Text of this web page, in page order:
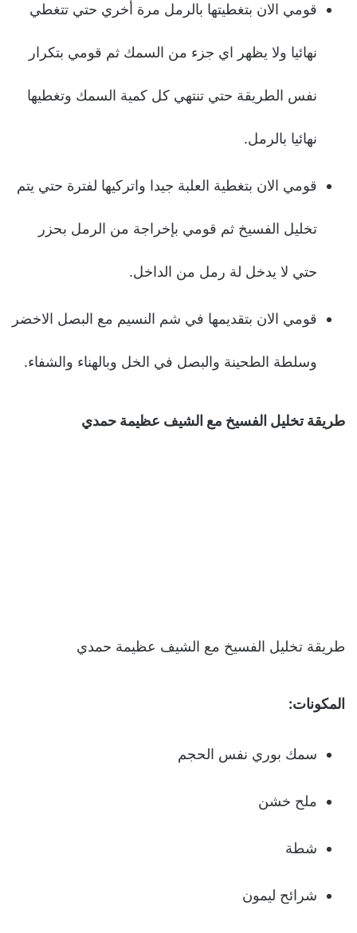
قومي الان بتغطيتها بالرمل مرة أخري حتي تتغطي
نهائيا ولا يظهر اي جزء من السمك ثم قومي بتكرار
نفس الطريقة حتي تنتهي كل كمية السمك وتغطيها
نهائيا بالرمل.
قومي الان بتغطية العلبة جيدا واتركيها لفترة حتي يتم
تخليل الفسيخ ثم قومي بإخراجة من الرمل بحزر
حتي لا يدخل لة رمل من الداخل.
قومي الان بتقديمها في شم النسيم مع البصل الاخضر
وسلطة الطحينة والبصل في الخل وبالهناء والشفاء.
طريقة تخليل الفسيخ مع الشيف عظيمة حمدي
طريقة تخليل الفسيخ مع الشيف عظيمة حمدي
المكونات:
سمك بوري نفس الحجم
ملح خشن
شطة
شرائح ليمون